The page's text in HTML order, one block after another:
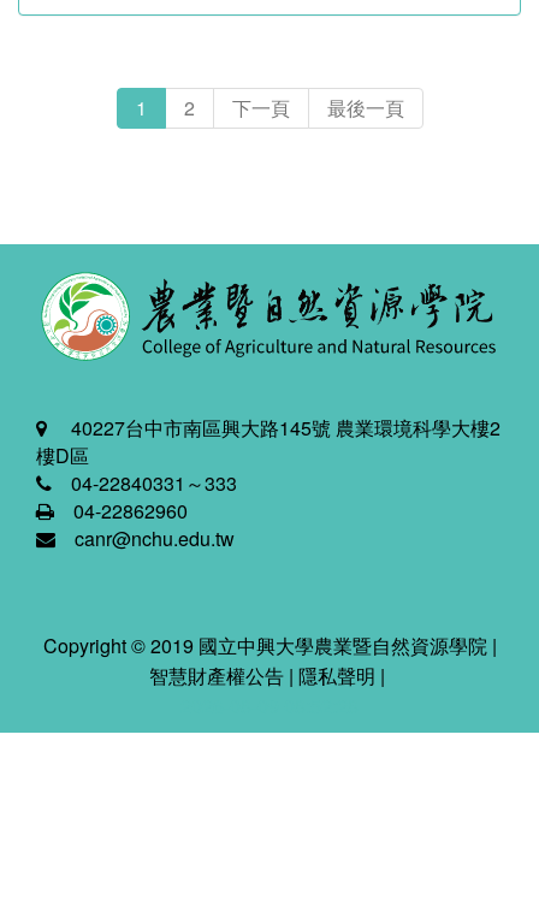
1 2 下一頁 最後一頁
40227台中市南區興大路145號 農業環境科學大樓2
樓D區
04-22840331～333
04-22862960
canr@nchu.edu.tw
Copyright © 2019 國立中興大學農業暨自然資源學院 |
智慧財產權公告 | 隱私聲明 |